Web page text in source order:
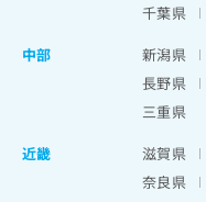
千葉県
中部
新潟県
長野県
三重県
近畿
滋賀県
奈良県